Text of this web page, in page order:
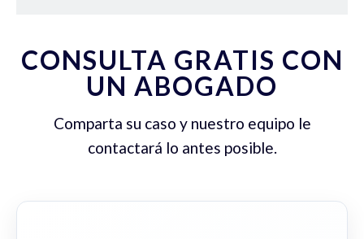
CONSULTA GRATIS CON
UN ABOGADO
Comparta su caso y nuestro equipo le
contactará lo antes posible.